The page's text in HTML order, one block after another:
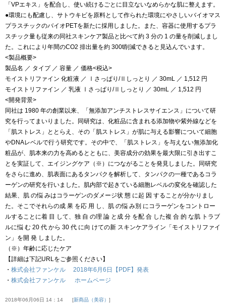
「VPエキス」を配合し、使い続けるごとに目立ないなめらかな肌に整えます。
●環境にも配慮し、サトウキビを原料として作られた環境にやさしいバイオマス
プラスチックのバイオPETを新たに採用しました。また、容器に使用するプラ
スチック量も従来の同社スキンケア製品と比べて約 3 分の 1 の量を削減しまし
た。これにより年間のCO2 排出量を約 300t削減できると見込んでいます。
<製品概要>
製品名 ／ タイプ ／ 容量 ／ 価格<税込>
モイストリファイン 化粧液 ／ Ⅰさっぱり/Ⅱしっとり ／ 30mL ／ 1,512 円
モイストリファイン ／ 乳液 Ⅰさっぱり/Ⅱしっとり ／ 30mL ／ 1,512 円
<開発背景>
同社は 1980 年の創業以来、「無添加アンチストレスサイエンス」について研
究を行ってまいりました。同研究は、化粧品に含まれる添加物や紫外線などを
「肌ストレス」ととらえ、その「肌ストレス」が肌に与える影響について細胞
やDNAレベルで行う研究です。その中で、「肌ストレス」を与えない無添加化
粧品が、肌本来の力を高めるとともに、美容成分の効果を最大限に引き出すこ
とを実証して、エイジングケア（※）につながることを発見しました。同研究
をさらに進め、肌表面にあるタンパクを解析して、タンパクの一種であるコラ
ーゲンの研究を行いました。肌内部で起きている細胞レベルの変化を確認した
結果、肌 の悩 みはコラーゲンのダメージ状 態 に起 因 することが分かりまし
た。そこでそれらの成 果 を応 用 し、肌 の悩 み別 にコラーゲンをコントロー
ルすることに着 目 して、独 自 の理 論 と成 分 を配 合 した複 合 的 な肌 トラブ
ルに悩 む 20 代 から 30 代 に向 けての新 スキンケアライン「モイストリファイ
ン」を開 発 しました。
（※）年齢に応じたケア
【詳細は下記URLをご参照ください】
・ 株式会社ファンケル 2018年6月6日【PDF】発表
・ 株式会社ファンケル ホームページ
2018年06月06日 14：14 新商品（美容）